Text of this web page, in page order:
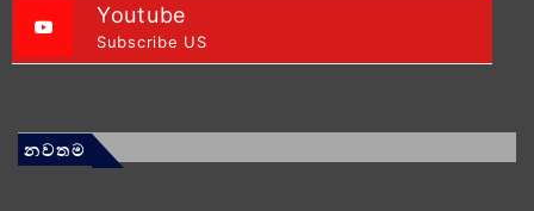
Youtube
Subscribe US
නවතම